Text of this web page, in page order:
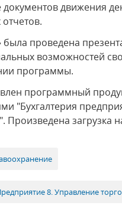
документов движения
проведена
возможностей
программы.
программный
"Бухгалтерия
Произведена
8. Управление